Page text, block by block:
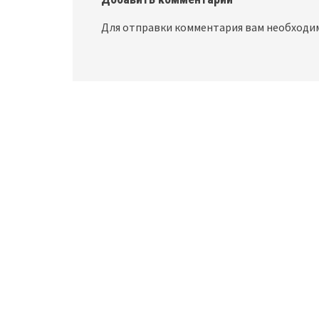
Для отправки комментария вам